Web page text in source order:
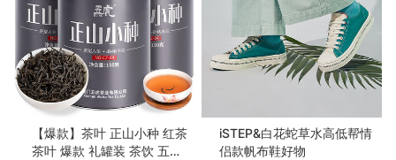
【爆款】茶叶 正山小种 红茶
茶叶 爆款 礼罐装 茶饮 五虎
iSTEP&白花蛇草水高低帮情
侣款帆布鞋好物